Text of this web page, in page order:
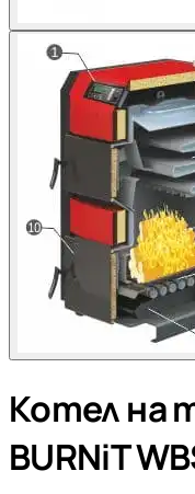
Котел на
BURNiT